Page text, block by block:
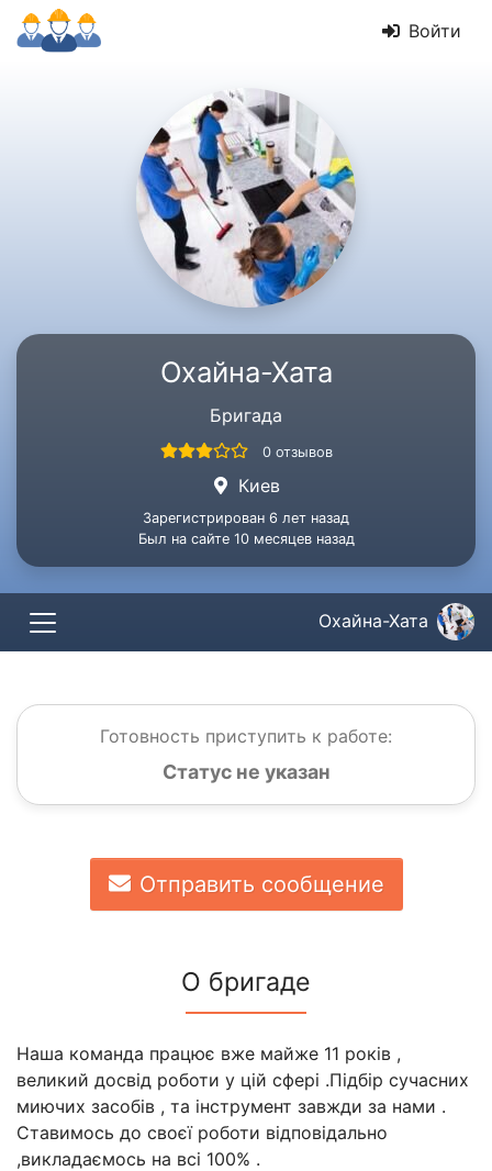
Войти
Охайна-Хата
Бригада
0 отзывов
Киев
Зарегистрирован 6 лет назад
Был на сайте 10 месяцев назад
Охайна-Хата
Готовность приступить к работе:
Статус не указан
Отправить сообщение
О бригаде
Наша команда працює вже майже 11 років ,
великий досвід роботи у цій сфері .Підбір сучасних
миючих засобів , та інструмент завжди за нами .
Ставимось до своєї роботи відповідально
,викладаємось на всі 100% .